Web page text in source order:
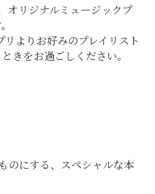
オリジナルミュージックプ
よりお好みのプレイリスト
きをお過ごしください。
のにする、スペシャルな本